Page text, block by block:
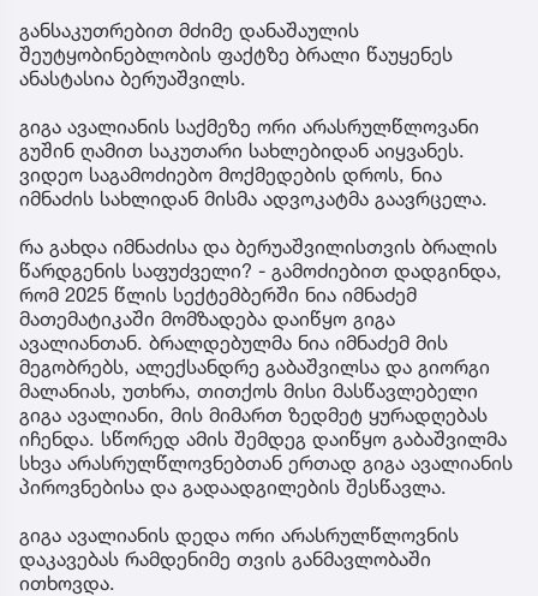
განსაკუთრებით მძიმე დანაშაულის
შეუტყობინებლობის ფაქტზე ბრალი წაუყენეს
ანასტასია ბერუაშვილს.
გიგა ავალიანის საქმეზე ორი არასრულწლოვანი
გუშინ ღამით საკუთარი სახლებიდან აიყვანეს.
ვიდეო საგამოძიებო მოქმედების დროს, ნია
იმნაძის სახლიდან მისმა ადვოკატმა გაავრცელა.
რა გახდა იმნაძისა და ბერუაშვილისთვის ბრალის
წარდგენის საფუძველი? - გამოძიებით დადგინდა,
რომ 2025 წლის სექტემბერში ნია იმნაძემ
მათემატიკაში მომზადება დაიწყო გიგა
ავალიანთან. ბრალდებულმა ნია იმნაძემ მის
მეგობრებს, ალექსანდრე გაბაშვილსა და გიორგი
მალანიას, უთხრა, თითქოს მისი მასწავლებელი
გიგა ავალიანი, მის მიმართ ზედმეტ ყურადღებას
იჩენდა. სწორედ ამის შემდეგ დაიწყო გაბაშვილმა
სხვა არასრულწლოვნებთან ერთად გიგა ავალიანის
პიროვნებისა და გადაადგილების შესწავლა.
გიგა ავალიანის დედა ორი არასრულწლოვნის
დაკავებას რამდენიმე თვის განმავლობაში
ითხოვდა.